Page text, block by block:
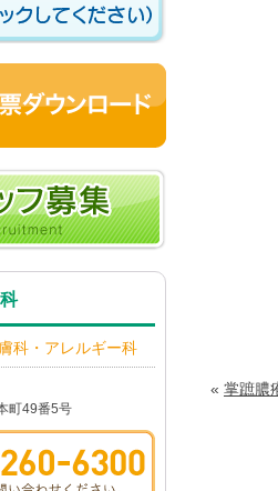
« 掌蹠膿
科・アレルギー科
町49番5号